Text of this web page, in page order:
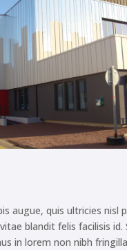
augue, quis ultricies nisl
blandit felis facilisis
in lorem non nibh